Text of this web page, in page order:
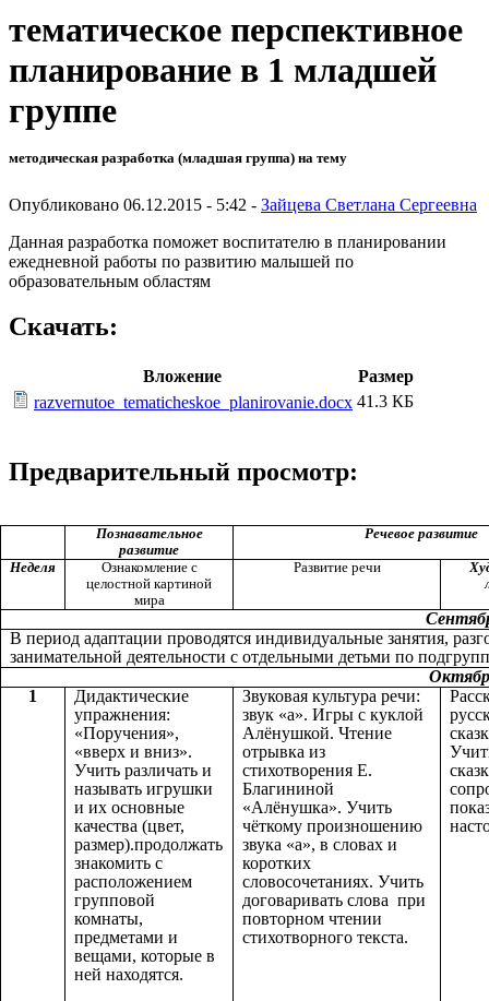
тематическое перспективное
планирование в 1 младшей
группе
методическая разработка (младшая группа) на тему
Опубликовано 06.12.2015 - 5:42 - Зайцева Светлана Сергеевна
Данная разработка поможет воспитателю в планировании
ежедневной работы по развитию малышей по
образовательным областям
Скачать:
Вложение
Размер
razvernutoe_tematicheskoe_planirovanie.docx 41.3 КБ
Предварительный просмотр:
Познавательное
развитие
Речевое развитие
Неделя
Ознакомление с
целостной картиной
мира
Развитие речи
В период адаптации проводятся индивидуальные занятия,
занимательной деятельности с отдельными детьми по
1
Дидактические
упражнения:
«Поручения»,
«вверх и вниз».
Учить различать и
называть игрушки
и их основные
качества (цвет,
размер).продолжать
знакомить с
расположением
групповой
комнаты,
предметами и
вещами, которые в
ней находятся.
Звуковая культура речи:
звук «а». Игры с куклой
Алёнушкой. Чтение
отрывка из
стихотворения Е.
Благининой
«Алёнушка». Учить
чёткому произношению
звука «а», в словах и
коротких
словосочетаниях. Учить
договаривать слова при
повторном чтении
стихотворного текста.